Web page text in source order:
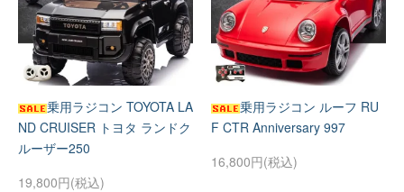
乗用ラジコン TOYOTA LA
ND CRUISER トヨタ ランドク
ルーザー250
19,800円(税込)
乗用ラジコン ルーフ RU
F CTR Anniversary 997
16,800円(税込)